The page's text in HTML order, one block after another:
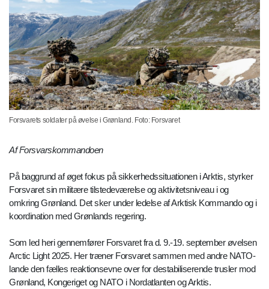
Forsvarets soldater på øvelse i Grønland. Foto: Forsvaret
Af Forsvarskommandoen
På baggrund af øget fokus på sikkerhedssituationen i Arktis, styrker
Forsvaret sin militære tilstedeværelse og aktivitetsniveau i og
omkring Grønland. Det sker under ledelse af Arktisk Kommando og i
koordination med Grønlands regering.
Som led heri gennemfører Forsvaret fra d. 9.-19. september øvelsen
Arctic Light 2025. Her træner Forsvaret sammen med andre NATO-
lande den fælles reaktionsevne over for destabiliserende trusler mod
Grønland, Kongeriget og NATO i Nordatlanten og Arktis.